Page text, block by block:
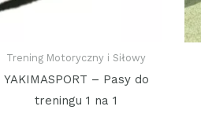
Trening Motoryczny i Siłowy
YAKIMASPORT – Pasy do
treningu 1 na 1